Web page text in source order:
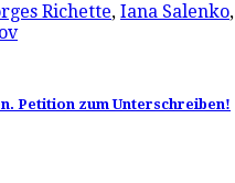
Richette, Iana Salenko,
Petition zum Unterschreiben!